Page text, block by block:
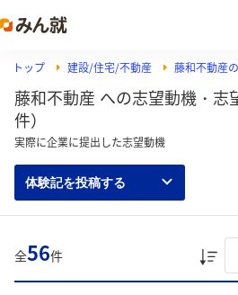
トップ 建設/住宅/不動産 藤和不動産
藤和不動産 への志望動機・志
件）
実際に企業に提出した志望動機
体験記を投稿する
全56件